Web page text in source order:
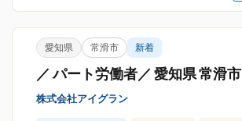
愛知県 常滑市 新着
／ パート労働者／ 愛知県 常滑市
株式会社アイグラン